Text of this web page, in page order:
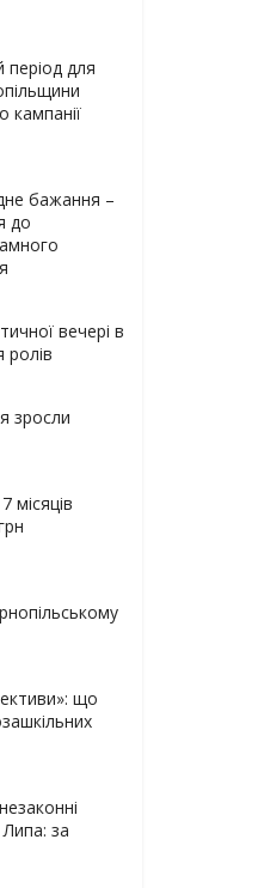
для
кампанії
бажання –
до
вечері в
ролів
зросли
місяців
що
за